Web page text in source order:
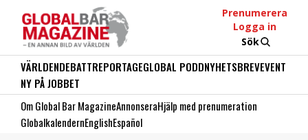
Prenumerera
Logga in
Sök
VÄRLDENDEBATTREPORTAGEGLOBAL PODDNYHETSBREVEVENT
NY PÅ JOBBET
Om Global Bar MagazineAnnonseraHjälp med prenumeration
GlobalkalendernEnglishEspañol